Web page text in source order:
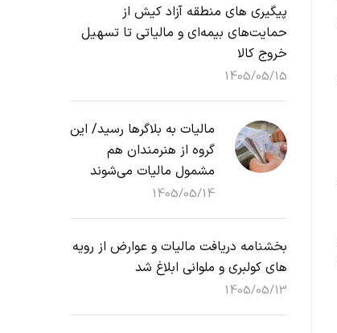
پیگیری های منطقه آزاد کیش از
حمایت‌های بیمه‌ای و مالیاتی تا تسهیل
خروج کالا
1405/05/15
مالیات به بلاگرها رسید/ این
گروه از هنرمندان هم
مشمول مالیات می‌شوند
1405/05/14
بخشنامه دریافت مالیات و عوارض از رویه
های کولبری و ملوانی ابلاغ شد
1405/05/13